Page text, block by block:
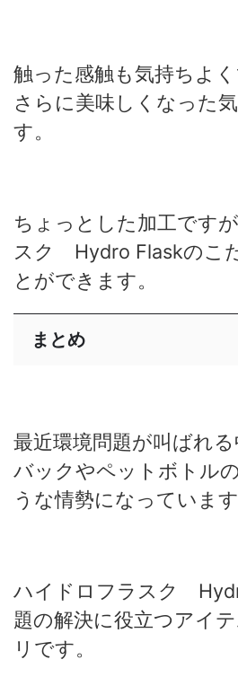
触った感触も気持ちよ
さらに美味しくなった
す。
ちょっとした加工です
スク Hydro Flaskのこ
とができます。
まとめ
最近環境問題が叫ばれ
バックやペットボトル
うな情勢になっています
ハイドロフラスク
題の解決に役立つアイ
リです。